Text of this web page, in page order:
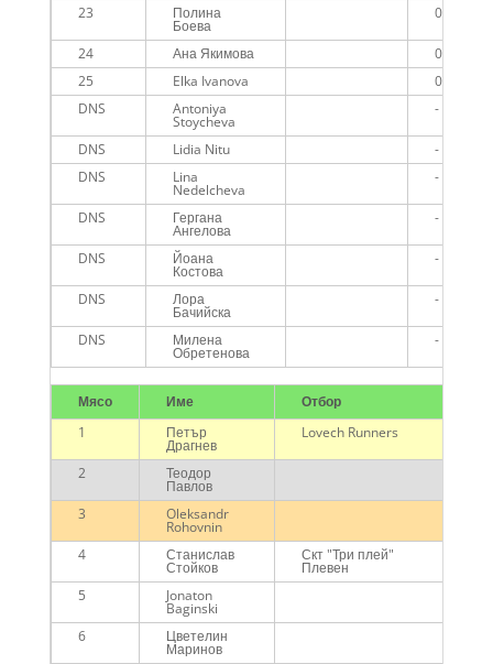
23 Полина
Боева
01:16:56
24 Ана Якимова
01:24:13
25
Elka Ivanova
01:36:10
DNS
Antoniya
Stoycheva
-
DNS Lidia Nitu
-
DNS
Lina
Nedelcheva
-
DNS Гергана
Ангелова
-
DNS Йоана
Костова
-
DNS Лора
Бачийска
-
DNS Милена
Обретенова
-
Мясо Име Отбор
1
Петър
Драгнев
Lovech Runners
2 Теодор
Павлов
3 Oleksandr
Rohovnin
4 Станислав
Стойков
Скт "Три плей"
Плевен
5 Jonaton
Baginski
6 Цветелин
Маринов